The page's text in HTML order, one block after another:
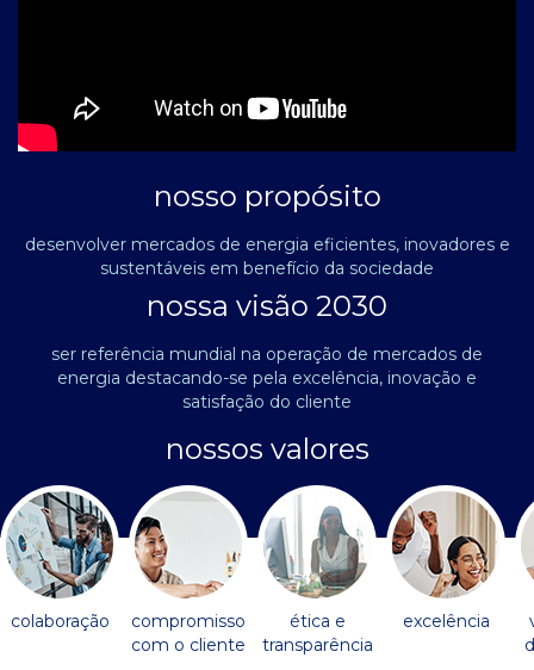
nosso propósito
desenvolver mercados de energia eficientes, inovadores e
sustentáveis em benefício da sociedade
nossa visão 2030
ser referência mundial na operação de mercados de
energia destacando-se pela excelência, inovação e
satisfação do cliente
nossos valores
colaboração
compromisso
com o cliente
ética e
transparência
excelência